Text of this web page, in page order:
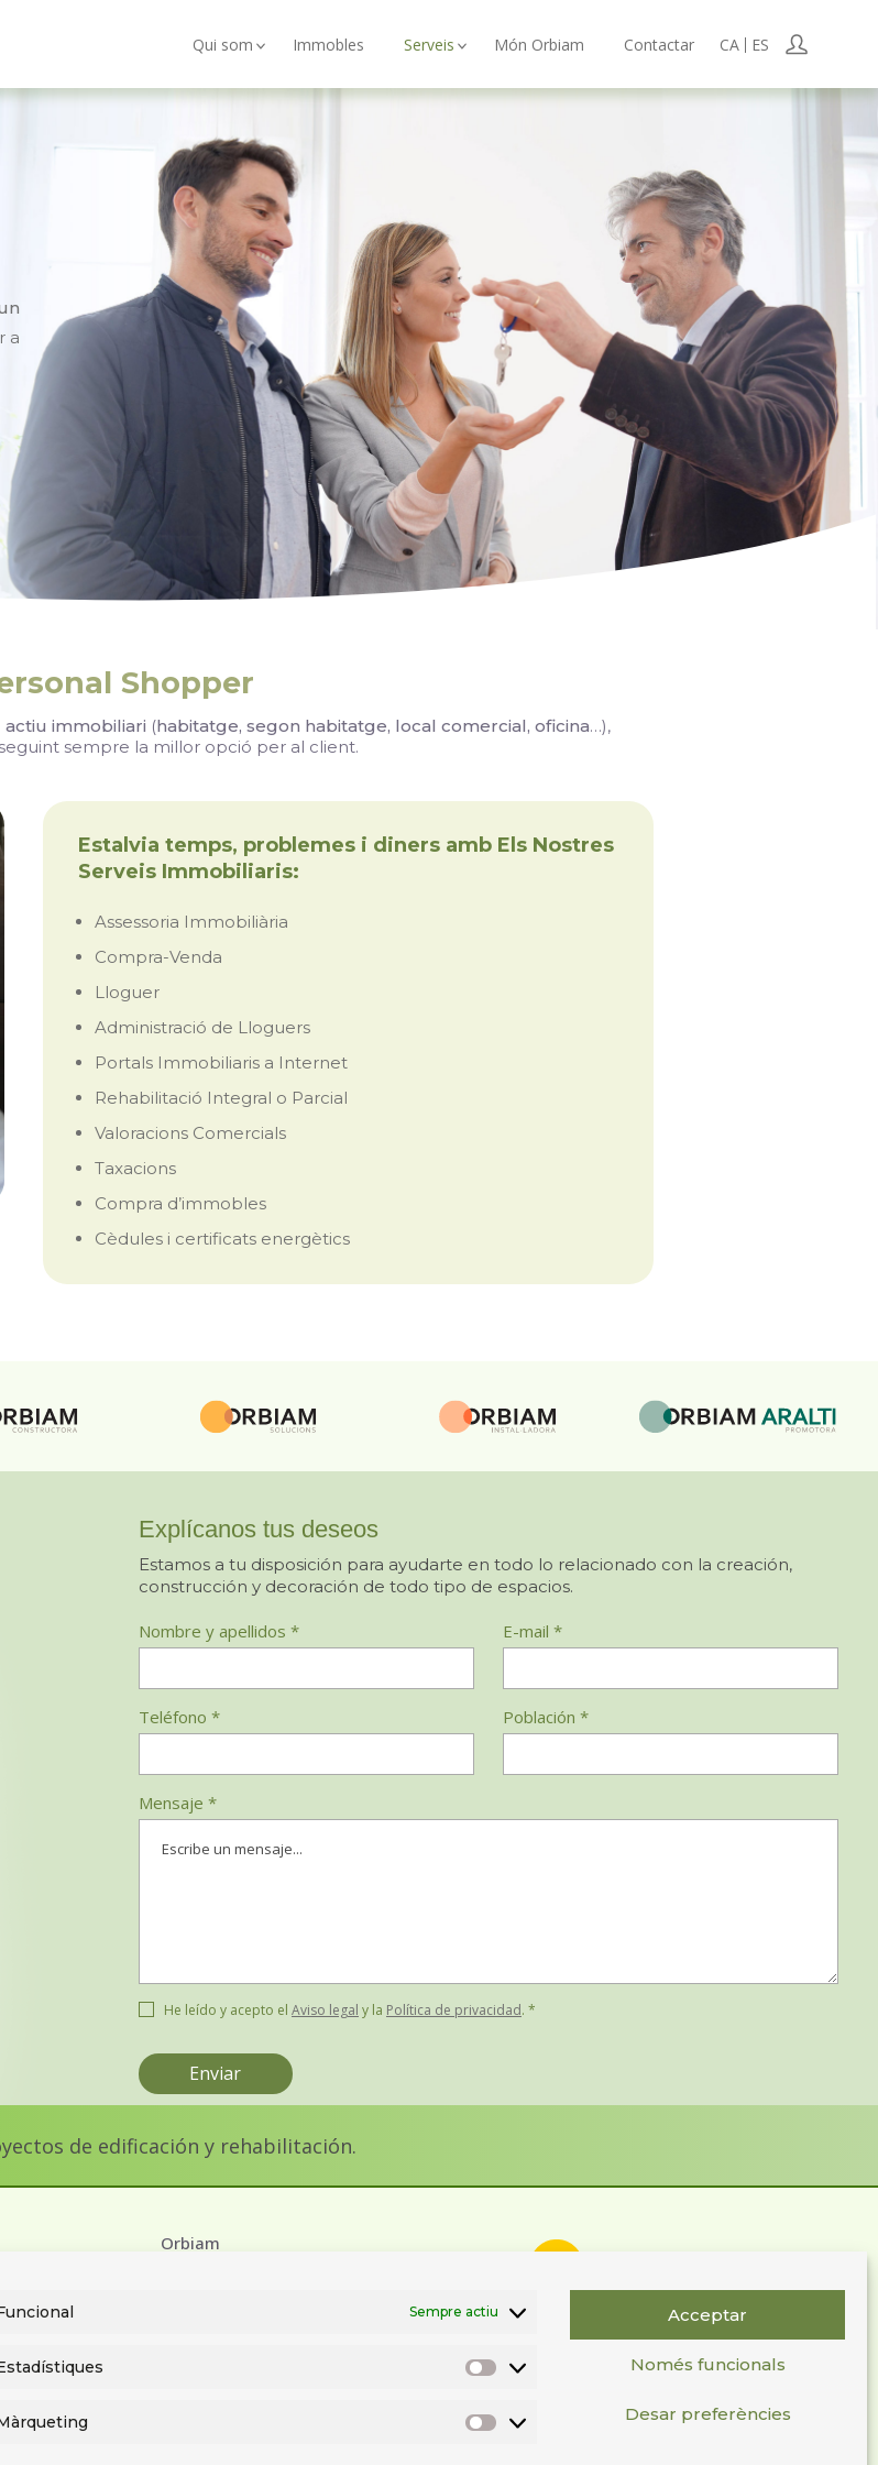
Sempre actiu Acceptar
Només funcionals
Desar preferències
Qui som Immobles Serveis Món Orbiam Contactar CA ES
a
Shopper
immobiliari (habitatge, segon habitatge, local comercial, oficina…),
sempre la millor opció per al client.
Estalvia temps, problemes i diners amb Els Nostres
Serveis Immobiliaris:
Assessoria Immobiliària
Compra-Venda
Lloguer
Administració de Lloguers
Portals Immobiliaris a Internet
Rehabilitació Integral o Parcial
Valoracions Comercials
Taxacions
Compra d’immobles
Cèdules i certificats energètics
Explícanos tus deseos
Estamos a tu disposición para ayudarte en todo lo relacionado con la creación,
construcción y decoración de todo tipo de espacios.
Nombre y apellidos * E-mail *
Teléfono * Población *
Mensaje *
He leído y acepto el Aviso legal y la Política de privacidad. *
de edificación y rehabilitación.
Orbiam
08474 Gualba (Barcelona)